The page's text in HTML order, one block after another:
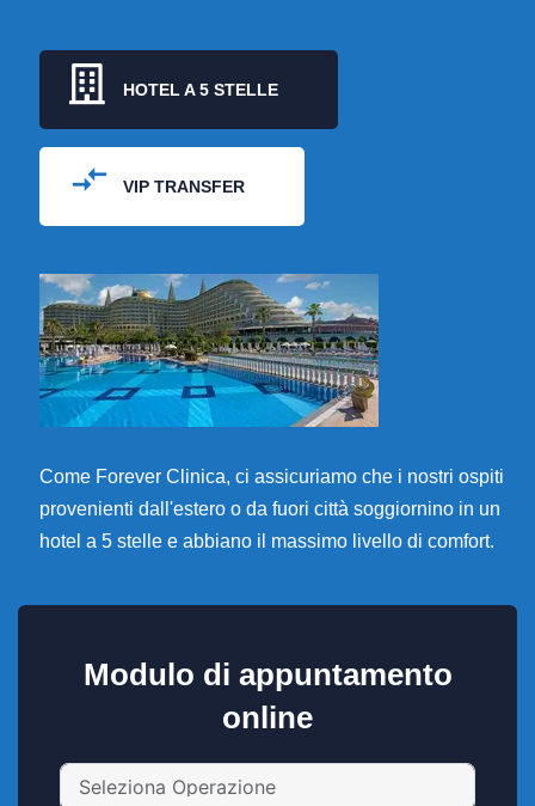
HOTEL A 5 STELLE
VIP TRANSFER
Come Forever Clinica, ci assicuriamo che i nostri ospiti
provenienti dall'estero o da fuori città soggiornino in un
hotel a 5 stelle e abbiano il massimo livello di comfort.
Modulo di appuntamento
online